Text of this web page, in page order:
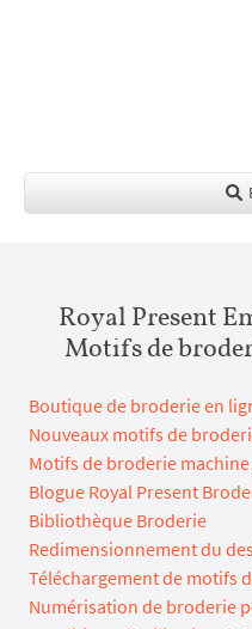
Royal Present
Motifs de
Boutique de broderie en
Nouveaux motifs de
Motifs de broderie
Blogue Royal Present
Bibliothèque Broderie
Redimensionnement du
Téléchargement de motifs
Numérisation de broderie